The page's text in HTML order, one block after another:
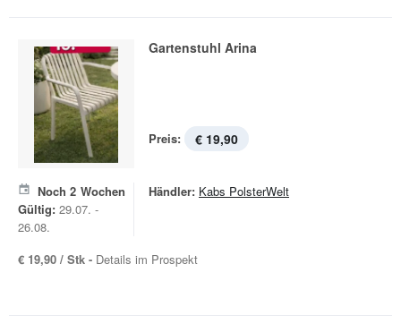
Gartenstuhl Arina
Preis: € 19,90
Noch 2 Wochen
Gültig: 29.07. -
26.08.
Händler: Kabs PolsterWelt
€ 19,90 / Stk - Details im Prospekt